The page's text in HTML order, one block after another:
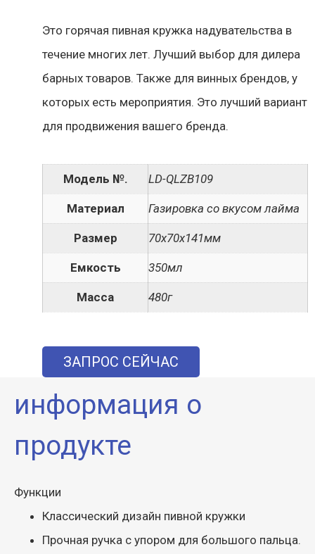
Это горячая пивная кружка надувательства в
течение многих лет. Лучший выбор для дилера
барных товаров. Также для винных брендов, у
которых есть мероприятия. Это лучший вариант
для продвижения вашего бренда.
Модель №. LD-QLZB109
Материал Газировка со вкусом лайма
Размер 70х70х141мм
Емкость 350мл
Масса 480г
ЗАПРОС СЕЙЧАС
информация о
продукте
Функции
Классический дизайн пивной кружки
Прочная ручка с упором для большого пальца.